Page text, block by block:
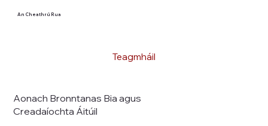
An Cheathrú Rua
Teagmháil
Aonach Bronntanas Bia agus
Creadaíochta Áitúil